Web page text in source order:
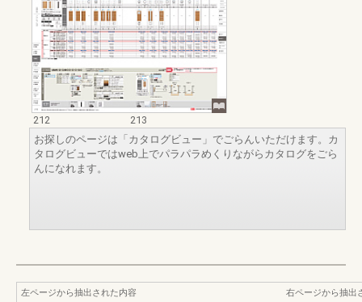
212
213
お探しのページは「カタログビュー」でごらんいただけます。カ
タログビューではweb上でパラパラめくりながらカタログをごら
んになれます。
左ページから抽出された内容
右ページから抽出